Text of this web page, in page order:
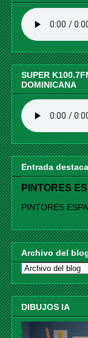
SUPER
DOMINICANA
Entrada
PINTORES
PINTORES
Archivo del
DIBUJOS IA